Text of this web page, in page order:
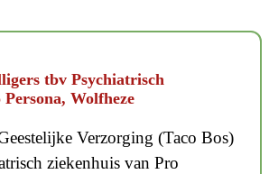
tbv Psychiatrisch
Wolfheze
Verzorging (Taco Bos)
ziekenhuis van Pro